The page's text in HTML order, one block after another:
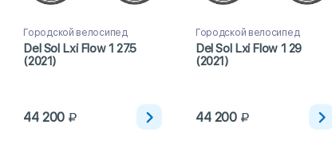
Городской велосипед
Del Sol Lxi Flow 1 27.5
(2021)
44 200
Городской велосипед
Del Sol Lxi Flow 1 29
(2021)
44 200